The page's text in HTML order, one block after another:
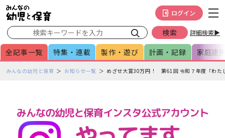
詳細検索▶
ログイン
全記事一覧 特集・連載 製作・遊び 計画・記録 家庭連
ペみんなの幼児と保育 お知らせ一覧 めざせ大賞30万円！ 第61回 令和７年度「わた